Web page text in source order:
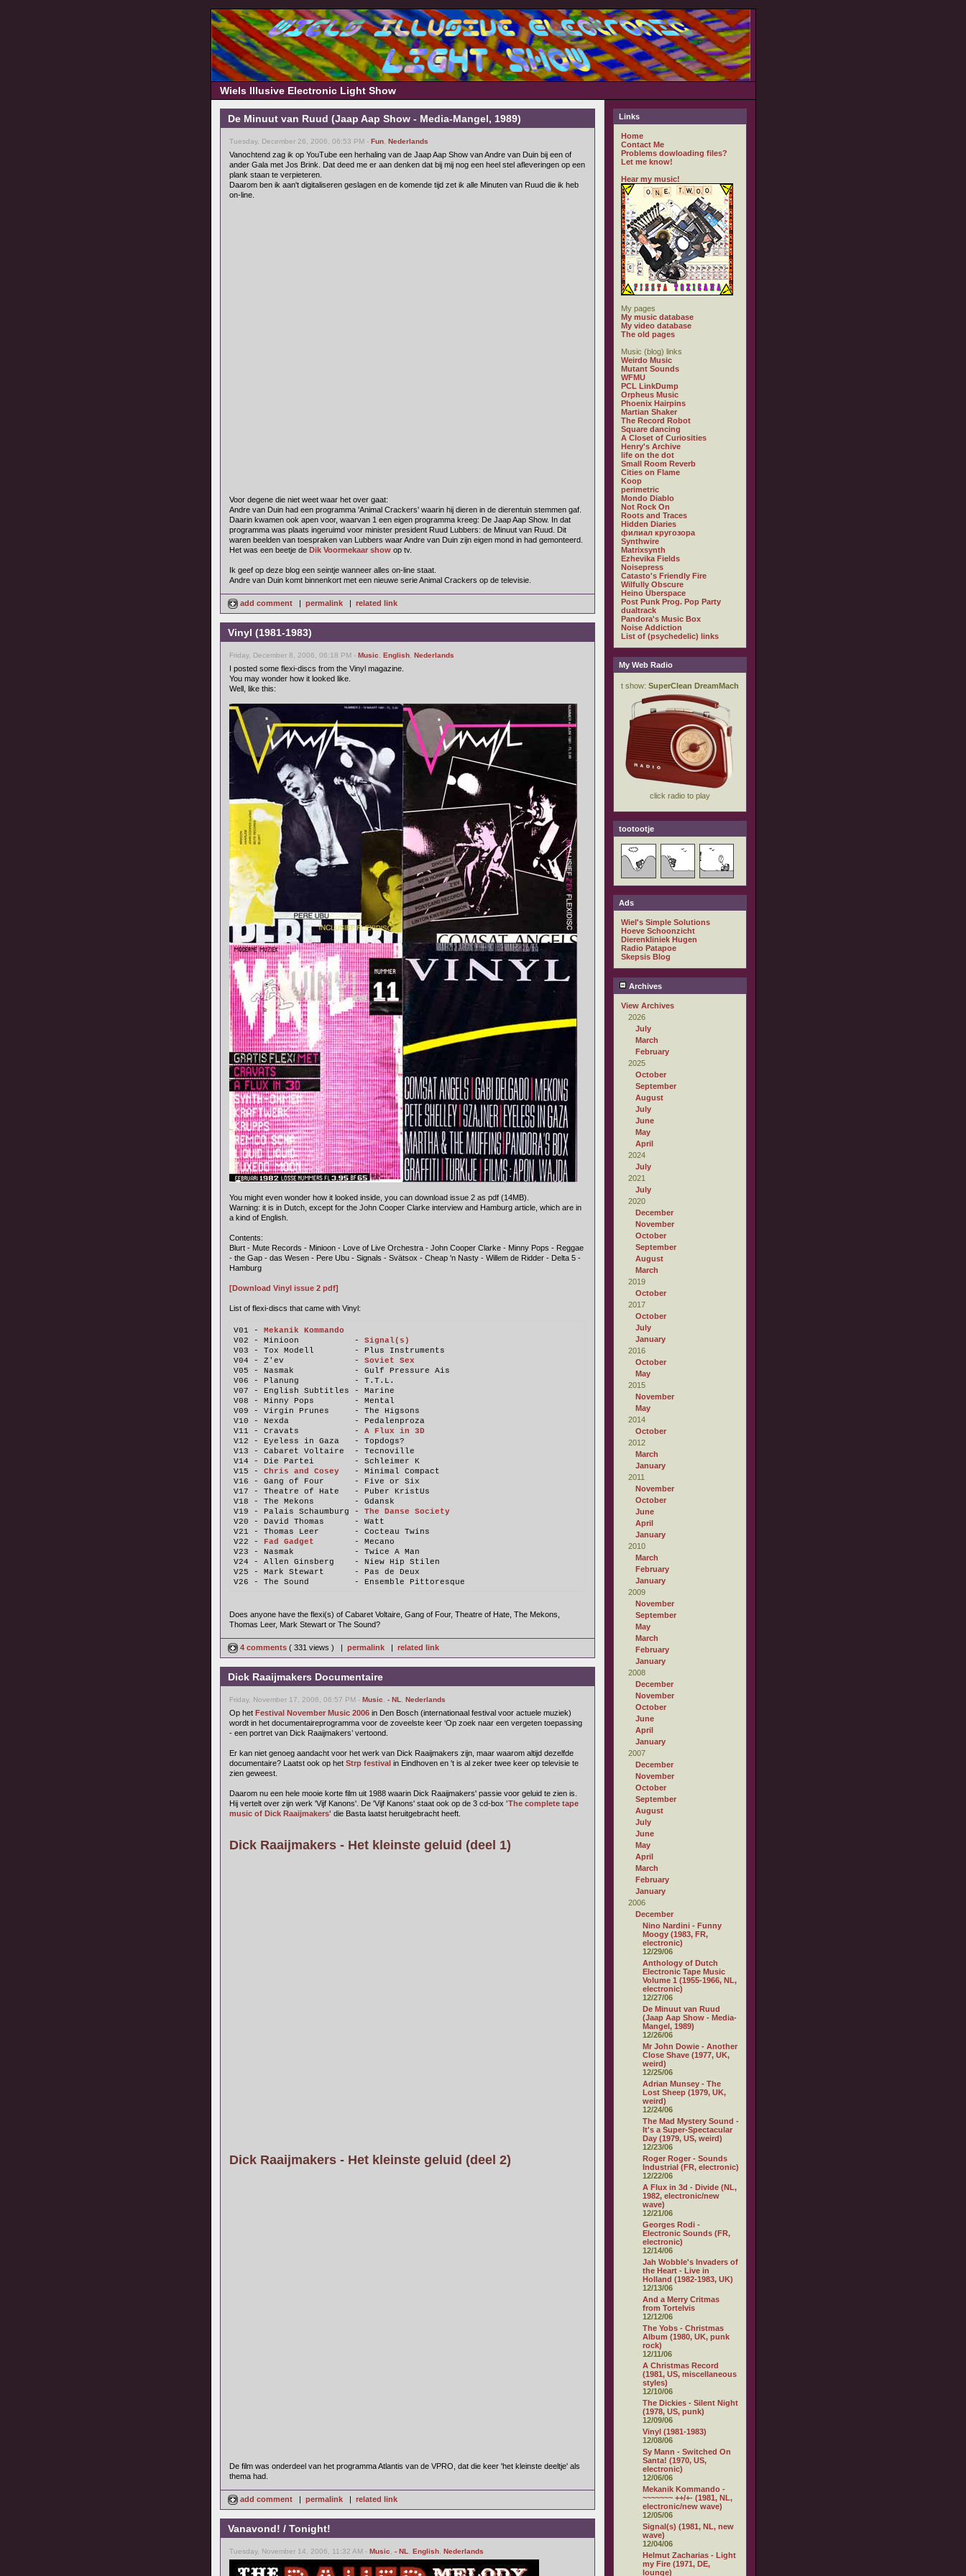
Wiels Illusive Electronic Light Show
De Minuut van Ruud (Jaap Aap Show - Media-Mangel, 1989)
Tuesday, December 26, 2006, 06:53 PM - Fun, Nederlands
Vanochtend zag ik op YouTube een herhaling van de Jaap Aap Show van Andre van Duin bij een of
ander Gala met Jos Brink. Dat deed me er aan denken dat bij mij nog een heel stel afleveringen op een
plank staan te verpieteren.
Daarom ben ik aan't digitaliseren geslagen en de komende tijd zet ik alle Minuten van Ruud die ik heb
on-line.
Voor degene die niet weet waar het over gaat:
Andre van Duin had een programma 'Animal Crackers' waarin hij dieren in de dierentuin stemmen gaf.
Daarin kwamen ook apen voor, waarvan 1 een eigen programma kreeg: De Jaap Aap Show. In dat
programma was plaats ingeruimd voor minister president Ruud Lubbers: de Minuut van Ruud. Dit
waren beelden van toespraken van Lubbers waar Andre van Duin zijn eigen mond in had gemonteerd.
Het was een beetje de Dik Voormekaar showop tv.
Ik geef op deze blog een seintje wanneer alles on-line staat.
Andre van Duin komt binnenkort met een nieuwe serie Animal Crackers op de televisie.
add comment | permalink| related link
Vinyl (1981-1983)
Friday, December 8, 2006, 06:18 PM - Music English, Nederlands
I posted some flexi-discs from the Vinyl magazine.
You may wonder how it looked like.
Well, like this:
You might even wonder how it looked inside, you can download issue 2 as pdf (14MB).
Warning: it is in Dutch, except for the John Cooper Clarke interview and Hamburg article, which are in
a kind of English.
Contents:
Blurt - Mute Records - Minioon - Love of Live Orchestra - John Cooper Clarke - Minny Pops - Reggae
- the Gap - das Wesen - Pere Ubu - Signals - Svätsox - Cheap 'n Nasty - Willem de Ridder - Delta 5 -
Hamburg
[Download Vinyl issue 2 pdf]
List of flexi-discs that came with Vinyl:
V01 - Mekanik Kommando
V02 - Minioon           - Signal(s)
V03 - Tox Modell        - Plus Instruments
V04 - Z'ev              - Soviet Sex
V05 - Nasmak            - Gulf Pressure Ais
V06 - Planung           - T.T.L.
V07 - English Subtitles - Marine
V08 - Minny Pops        - Mental
V09 - Virgin Prunes     - The Higsons
V10 - Nexda             - Pedalenproza
V11 - Cravats           - A Flux in 3D
V12 - Eyeless in Gaza   - Topdogs?
V13 - Cabaret Voltaire  - Tecnoville
V14 - Die Partei        - Schleimer K
V15 - Chris and Cosey
   - Minimal Compact
V16 - Gang of Four      - Five or Six
V17 - Theatre of Hate   - Puber KristUs
V18 - The Mekons        - Gdansk
V19 - Palais Schaumburg - The Danse Society
V20 - David Thomas      - Watt
V21 - Thomas Leer       - Cocteau Twins
V22 -
Fad Gadget
        - Mecano
V23 - Nasmak            - Twice A Man
V24 - Allen Ginsberg    - Niew Hip Stilen
V25 - Mark Stewart      - Pas de Deux
V26 - The Sound         - Ensemble Pittoresque
Does anyone have the flexi(s) of Cabaret Voltaire, Gang of Four, Theatre of Hate, The Mekons,
Thomas Leer, Mark Stewart or The Sound?
4 comments ( 331 views ) | permalink| related link
Dick Raaijmakers Documentaire
Friday, November 17, 2006, 06:57 PM - Music - NL Nederlands
Op het Festival November Music 2006in Den Bosch (internationaal festival voor actuele muziek)
wordt in het documentaireprogramma voor de zoveelste keer ‘Op zoek naar een vergeten toepassing
- een portret van Dick Raaijmakers’ vertoond.
Er kan niet genoeg aandacht voor het werk van Dick Raaijmakers zijn, maar waarom altijd dezelfde
documentaire? Laatst ook op het Strp festivalin Eindhoven en 't is al zeker twee keer op televisie te
zien geweest.
Daarom nu een hele mooie korte film uit 1988 waarin Dick Raaijmakers' passie voor geluid te zien is.
Hij vertelt over zijn werk 'Vijf Kanons'. De 'Vijf Kanons' staat ook op de 3 cd-box 'The complete tape
music of Dick Raaijmakers' die Basta laatst heruitgebracht heeft.
Dick Raaijmakers - Het kleinste geluid (deel 1)
Dick Raaijmakers - Het kleinste geluid (deel 2)
De film was onderdeel van het programma Atlantis van de VPRO, dat die keer 'het kleinste deeltje' als
thema had.
add comment | permalink| related link
Vanavond! / Tonight!
Tuesday, November 14, 2006, 11:32 AM - Music - NL English, Nederlands
Links
Home
Contact Me
Problems dowloading files?
Let me know!
Hear my music!
My pages
My music database
My video database
The old pages
Music (blog) links
Weirdo Music
Mutant Sounds
WFMU
PCL LinkDump
Orpheus Music
Phoenix Hairpins
Martian Shaker
The Record Robot
Square dancing
A Closet of Curiosities
Henry's Archive
life on the dot
Small Room Reverb
Cities on Flame
Koop
perimetric
Mondo Diablo
Not Rock On
Roots and Traces
Hidden Diaries
филиал кругозора
Synthwire
Matrixsynth
Ezhevika Fields
Noisepress
Catasto's Friendly Fire
Wilfully Obscure
Heino Überspace
Post Punk Prog. Pop Party
dualtrack
Pandora's Music Box
Noise Addiction
List of (psychedelic) links
My Web Radio
tootootje
Ads
Wiel's Simple Solutions
Hoeve Schoonzicht
Dierenkliniek Hugen
Radio Patapoe
Skepsis Blog
Archives
View Archives
2026
July
March
February
2025
October
September
August
July
June
May
April
2024
July
2021
July
2020
December
November
October
September
August
March
2019
October
2017
October
July
January
2016
October
May
2015
November
May
2014
October
2012
March
January
2011
November
October
June
April
January
2010
March
February
January
2009
November
September
May
March
February
January
2008
December
November
October
June
April
January
2007
December
November
October
September
August
July
June
May
April
March
February
January
2006
December
Nino Nardini - Funny
Moogy (1983, FR,
electronic)
12/29/06
Anthology of Dutch
Electronic Tape Music
Volume 1 (1955-1966, NL,
electronic)
12/27/06
De Minuut van Ruud
(Jaap Aap Show - Media-
Mangel, 1989)
12/26/06
Mr John Dowie - Another
Close Shave (1977, UK,
weird)
12/25/06
Adrian Munsey - The
Lost Sheep (1979, UK,
weird)
12/24/06
The Mad Mystery Sound -
It's a Super-Spectacular
Day (1979, US, weird)
12/23/06
Roger Roger - Sounds
Industrial (FR, electronic)
12/22/06
A Flux in 3d - Divide (NL,
1982, electronic/new
wave)
12/21/06
Georges Rodi -
Electronic Sounds (FR,
electronic)
12/14/06
Jah Wobble's Invaders of
the Heart - Live in
Holland (1982-1983, UK)
12/13/06
And a Merry Critmas
from Tortelvis
12/12/06
The Yobs - Christmas
Album (1980, UK, punk
rock)
12/11/06
A Christmas Record
(1981, US, miscellaneous
styles)
12/10/06
The Dickies - Silent Night
(1978, US, punk)
12/09/06
Vinyl (1981-1983)
12/08/06
Sy Mann - Switched On
Santa! (1970, US,
electronic)
12/06/06
Mekanik Kommando -
~~~~~~~ ++/+- (1981, NL,
electronic/new wave)
12/05/06
Signal(s) (1981, NL, new
wave)
12/04/06
Helmut Zacharias - Light
my Fire (1971, DE,
lounge)